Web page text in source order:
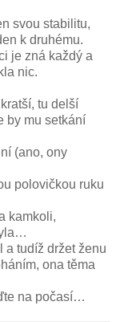
svou stabilitu,
k druhému.
je zná každý a
nic.
tu delší
by mu setkání
(ano, ony
polovičkou ruku
kamkoli,
a tudíž držet ženu
ona těma
na počasí…